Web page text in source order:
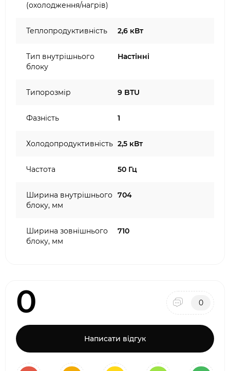
(охолодження/нагрів)
Теплопродуктивність 2,6 кВт
Тип внутрішнього
блоку
Настінні
Типорозмір 9 BTU
Фазність 1
Холодопродуктивність 2,5 кВт
Частота 50 Гц
Ширина внутрішнього
блоку, мм
704
Ширина зовнішнього
блоку, мм
710
0 0
Написати відгук